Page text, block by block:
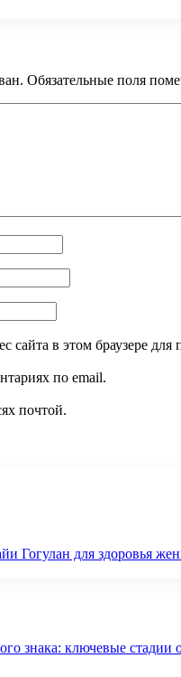
Обязательные поля
сайта в этом браузере
по email.
почтой.
Гогулан для здоровья
знака: ключевые стадии